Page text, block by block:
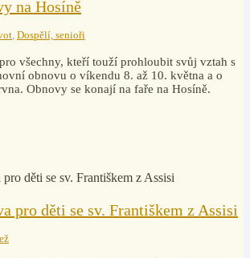
na Hosíně
, Dospělí, senioři
všechny, kteří touží prohloubit svůj vztah s
obnovu o víkendu 8. až 10. května a o
Obnovy se konají na faře na Hosíně.
pro děti se sv. Františkem z Assisi